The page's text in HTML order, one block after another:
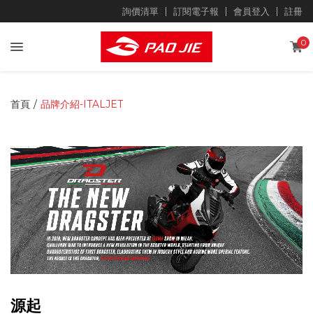
詢價清單 訂閱電子報 會員登入 註冊
0
首頁 品牌介紹-ITALJET
源起